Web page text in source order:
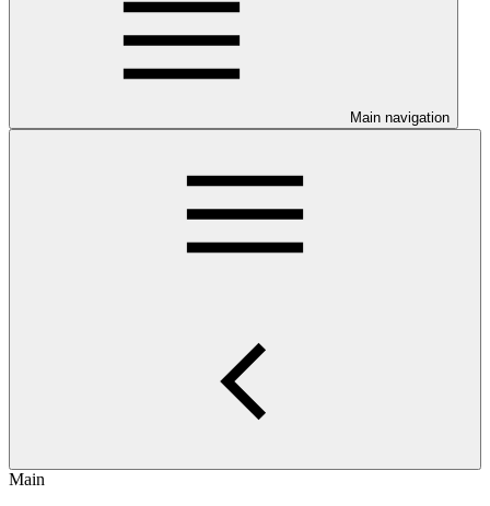
Main navigation
Main